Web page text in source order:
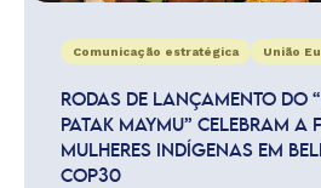
Comunicação estratégica União
RODAS DE LANÇAMENTO DO
PATAK MAYMU” CELEBRAM A
MULHERES INDÍGENAS EM
COP30